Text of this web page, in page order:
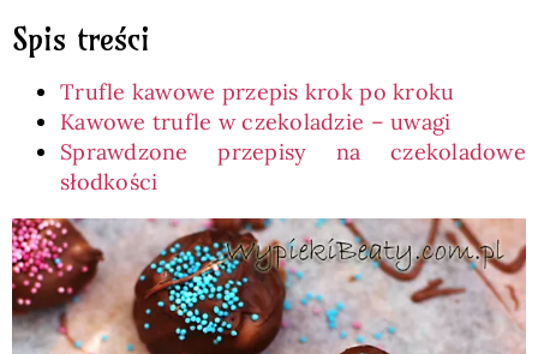
Spis treści
Trufle kawowe przepis krok po kroku
Kawowe trufle w czekoladzie – uwagi
Sprawdzone przepisy na czekoladowe
słodkości